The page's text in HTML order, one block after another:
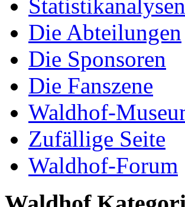
Statistikanalysen
Die Abteilungen
Die Sponsoren
Die Fanszene
Waldhof-
Zufällige Seite
Waldhof-Forum